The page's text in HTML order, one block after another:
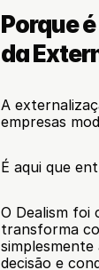
Porque
da
A
empresas
É aqui que
O Dealism foi
transforma
decisão e